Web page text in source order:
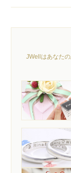
JWellはあなた